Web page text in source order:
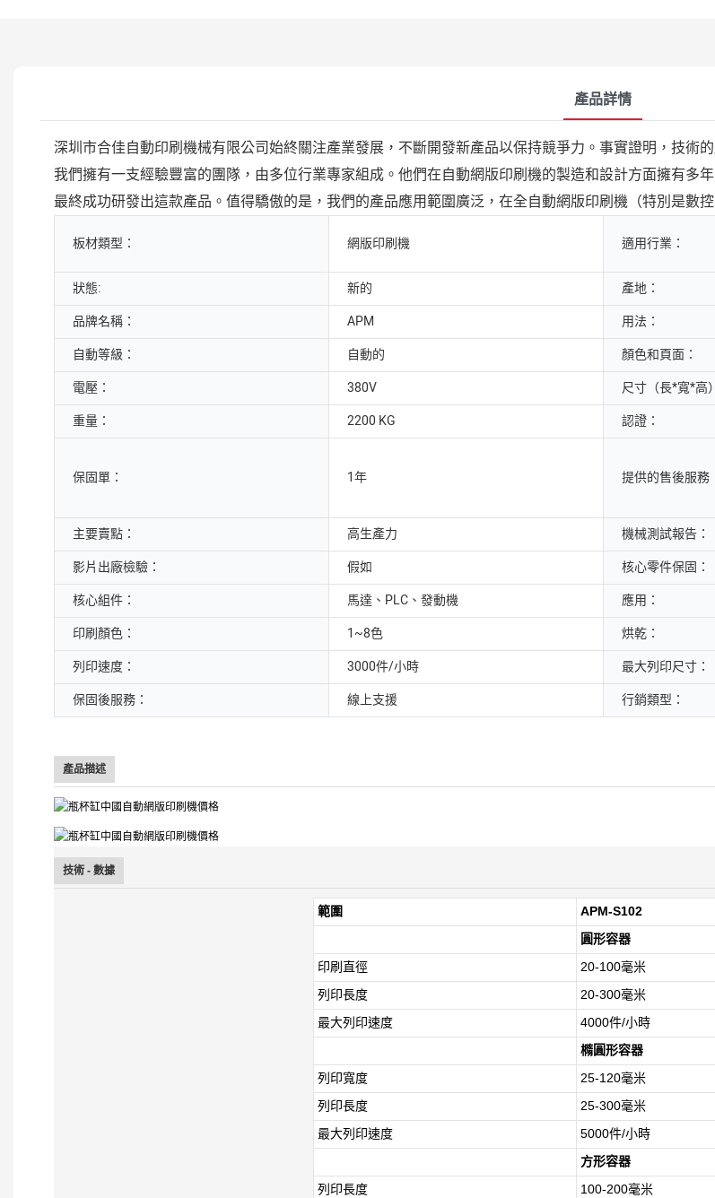
產品詳情
深圳市合佳自動印刷機械有限公司始終關注產業發展，不斷開發新產品以保持競爭力。事實證明，技術
我們擁有一支經驗豐富的團隊，由多位行業專家組成。他們在自動網版印刷機的製造和設計方面擁有多
最終成功研發出這款產品。值得驕傲的是，我們的產品應用範圍廣泛，在全自動網版印刷機（特別是數
板材類型： 網版印刷機 適用行業：
狀態:
新的 產地：
品牌名稱：
APM 用法：
自動等級：
自動的 顏色和頁面：
電壓：
380V 尺寸（長*寬*高
重量：
2200 KG 認證：
保固單： 1年 提供的售後服務
主要賣點：
高生產力 機械測試報告：
影片出廠檢驗：
假如 核心零件保固：
核心組件：
馬達、PLC、發動機 應用：
印刷顏色：
1~8色 烘乾：
列印速度：
3000件/小時 最大列印尺寸：
保固後服務：
線上支援 行銷類型：
產品描述
技術 - 數據
範圍
APM-S102
圓形容器
印刷直徑
20-100毫米
列印長度
20-300毫米
最大列印速度
4000件/小時
橢圓形容器
列印寬度
25-120毫米
列印長度
25-300毫米
最大列印速度
5000件/小時
方形容器
列印長度
100-200毫米